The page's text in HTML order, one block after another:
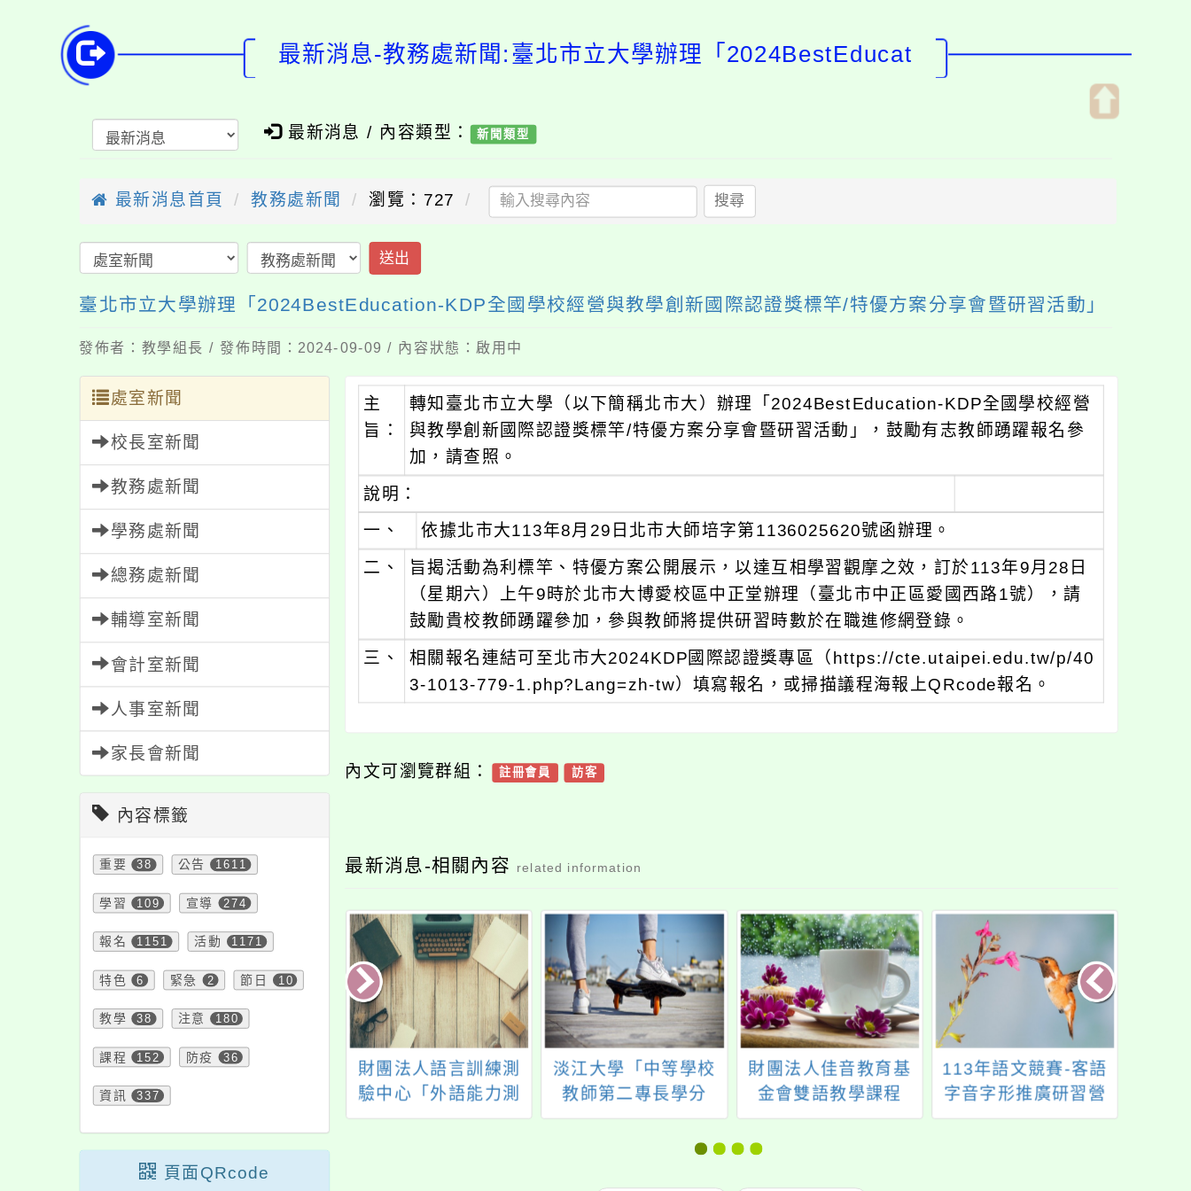
最新消息-教務處新聞:臺北市立大學辦理「2024BestEducat
最新消息 / 內容類型： 新聞類型
最新消息首頁 教務處新聞 瀏覽：727 搜尋
送出
臺北市立大學辦理「2024BestEducation-KDP全國學校經營與教學創新國際認證獎標竿/特優方案分享會暨研習活動」
發佈者：教學組長 / 發佈時間：2024-09-09 / 內容狀態：啟用中
處室新聞
校長室新聞
教務處新聞
學務處新聞
總務處新聞
輔導室新聞
會計室新聞
人事室新聞
家長會新聞
內容標籤
重要 38 公告 1611
學習 109 宣導 274
報名 1151 活動 1171
特色 6 緊急 2 節日 10
教學 38 注意 180
課程 152 防疫 36
資訊 337
頁面QRcode
主
旨：
轉知臺北市立大學（以下簡稱北市大）辦理「2024BestEducation-KDP全國學校經營
與教學創新國際認證獎標竿/特優方案分享會暨研習活動」，鼓勵有志教師踴躍報名參
加，請查照。
說明：
一、
依據北市大113年8月29日北市大師培字第1136025620號函辦理。
二、 旨揭活動為利標竿、特優方案公開展示，以達互相學習觀摩之效，訂於113年9月28日
（星期六）上午9時於北市大博愛校區中正堂辦理（臺北市中正區愛國西路1號），請
鼓勵貴校教師踴躍參加，參與教師將提供研習時數於在職進修網登錄。
三、
相關報名連結可至北市大2024KDP國際認證獎專區（https://cte.utaipei.edu.tw/p/40
3-1013-779-1.php?Lang=zh-tw）填寫報名，或掃描議程海報上QRcode報名。
內文可瀏覽群組： 註冊會員 訪客
最新消息-相關內容 related information
北市NTSRL自
國際論壇暨分
國立臺灣師範大學執
行教育部國民及學前
與主題式教學教案」
財團法人語言訓練測
驗中心「外語能力測
驗-基礎級（FLPT-
淡江大學「中等學校
教師第二專長學分
班」
財團法人佳音教育基
金會雙語教學課程
113年語文競賽-客語
字音字形推廣研習營